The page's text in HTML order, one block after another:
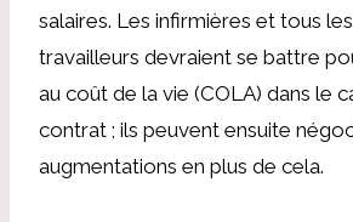
salaires. Les infirmières et tous
travailleurs devraient se battre
au coût de la vie (COLA) dans le
contrat ; ils peuvent ensuite
augmentations en plus de cela.